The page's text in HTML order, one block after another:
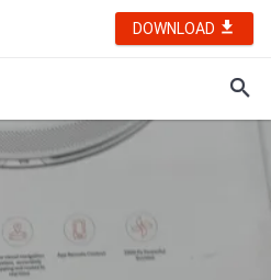
DOWNLOAD